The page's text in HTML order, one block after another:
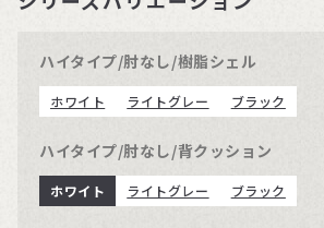
ハイタイプ/肘なし/樹脂シェル
ホワイト ライトグレー ブラック
ハイタイプ/肘なし/背クッション
ホワイト ライトグレー ブラック